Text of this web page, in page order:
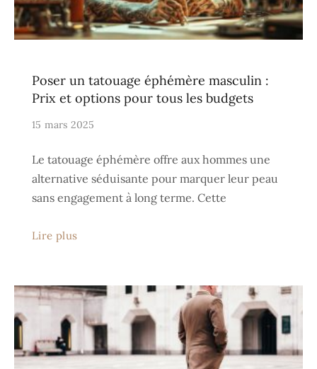
Poser un tatouage éphémère masculin :
Prix et options pour tous les budgets
15 mars 2025
Le tatouage éphémère offre aux hommes une
alternative séduisante pour marquer leur peau
sans engagement à long terme. Cette
Lire plus